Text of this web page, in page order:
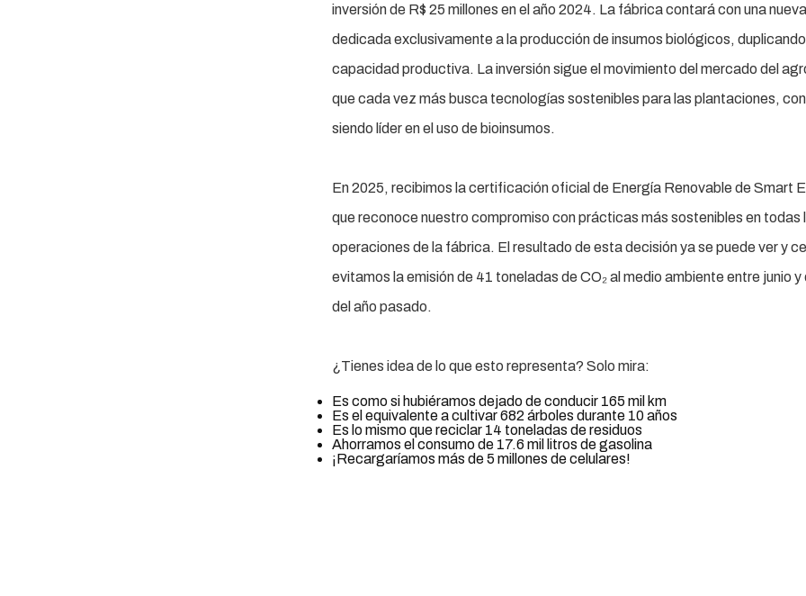
inversión de R$ 25 millones en el año 2024. La fábrica contará con una
dedicada exclusivamente a la producción de insumos biológicos,
capacidad productiva. La inversión sigue el movimiento del mercado del
que cada vez más busca tecnologías sostenibles para las plantaciones,
siendo líder en el uso de bioinsumos.
En 2025, recibimos la certificación oficial de Energía Renovable de Smart
que reconoce nuestro compromiso con prácticas más sostenibles en todas
operaciones de la fábrica. El resultado de esta decisión ya se puede ver y
evitamos la emisión de 41 toneladas de CO₂ al medio ambiente entre junio y
del año pasado.
¿Tienes idea de lo que esto representa? Solo mira:
Es como si hubiéramos dejado de conducir 165 mil km
Es el equivalente a cultivar 682 árboles durante 10 años
Es lo mismo que reciclar 14 toneladas de residuos
Ahorramos el consumo de 17.6 mil litros de gasolina
¡Recargaríamos más de 5 millones de celulares!